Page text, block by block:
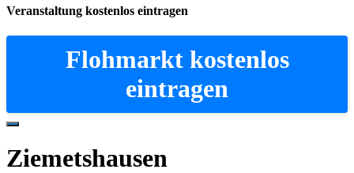
Content
Veranstaltung kostenlos eintragen
Flohmarkt kostenlos
eintragen
Hide
Content
Ziemetshausen